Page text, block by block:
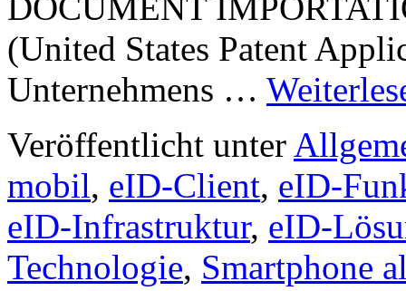
(United States Patent
Unternehmens …
Veröffentlicht unter
mobil, eID-Client, eID-
eID-Infrastruktur, eID-
Technologie, Smartphone